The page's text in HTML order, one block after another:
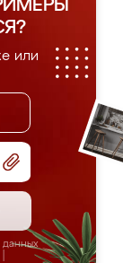
или
данных